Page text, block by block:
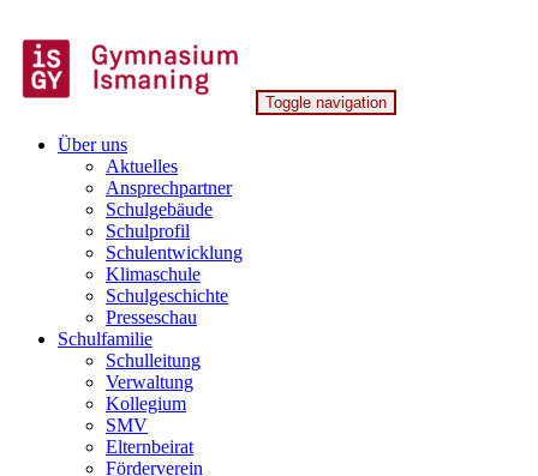
to
content
Gymnasium Ismaning
Toggle navigation
Über uns
Aktuelles
Ansprechpartner
Schulgebäude
Schulprofil
Schulentwicklung
Klimaschule
Schulgeschichte
Presseschau
Schulfamilie
Schulleitung
Verwaltung
Kollegium
SMV
Elternbeirat
Förderverein